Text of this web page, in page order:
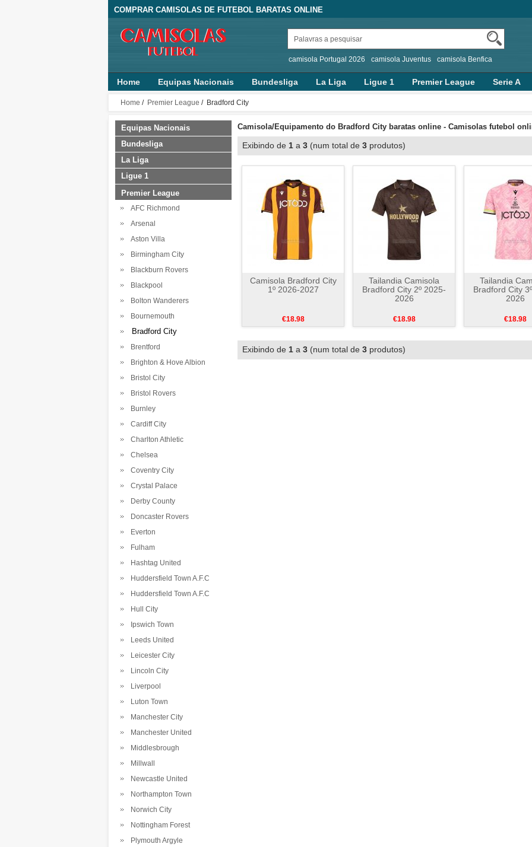
COMPRAR CAMISOLAS DE FUTEBOL BARATAS ONLINE
camisola Portugal 2026 camisola Juventus camisola Benfica
Home Equipas Nacionais Bundesliga La Liga Ligue 1 Premier League Serie A
Home / Premier League / Bradford City
Equipas Nacionais
Bundesliga
La Liga
Ligue 1
Premier League
AFC Richmond
Arsenal
Aston Villa
Birmingham City
Blackburn Rovers
Blackpool
Bolton Wanderers
Bournemouth
Bradford City
Brentford
Brighton & Hove Albion
Bristol City
Bristol Rovers
Burnley
Cardiff City
Charlton Athletic
Chelsea
Coventry City
Crystal Palace
Derby County
Doncaster Rovers
Everton
Fulham
Hashtag United
Huddersfield Town A.F.C
Huddersfield Town A.F.C
Hull City
Ipswich Town
Leeds United
Leicester City
Lincoln City
Liverpool
Luton Town
Manchester City
Manchester United
Middlesbrough
Millwall
Newcastle United
Northampton Town
Norwich City
Nottingham Forest
Plymouth Argyle
Camisola/Equipamento do Bradford City baratas online - Camisolas futebol
Exibindo de 1 a 3 (num total de 3 produtos)
Camisola Bradford City
1º 2026-2027
€18.98
Tailandia Camisola
Bradford City 2º 2025-
2026
€18.98
Tailandia
Bradford City
2026
€18.98
Exibindo de 1 a 3 (num total de 3 produtos)